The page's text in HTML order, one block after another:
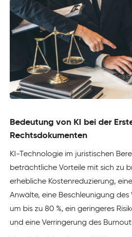
Bedeutung von KI bei der
Rechtsdokumenten
KI-Technologie im juristischen
beträchtliche Vorteile mit sich zu
erhebliche Kostenreduzierung,
Anwälte, eine Beschleunigung
um bis zu 80 %, ein geringeres
und eine Verringerung des